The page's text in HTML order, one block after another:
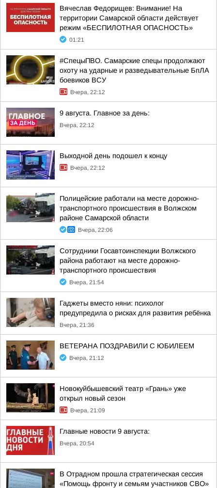
Вячеслав Федорищев: Внимание! На
территории Самарской области действует
режим «БЕСПИЛОТНАЯ ОПАСНОСТЬ»
01:21
#СпецыПВО. Самарские спецы продолжают
охоту на ударные и разведывательные БпЛА
боевиков ВСУ
Вчера, 22:12
9 августа. Главное за день:
Вчера, 22:12
Выходной день подошел к концу
Вчера, 22:12
Полицейские работали на месте дорожно-
транспортного происшествия в Волжском
районе Самарской области
Вчера, 22:06
Сотрудники Госавтоинспекции Волжского
района работают на месте дорожно-
транспортного происшествия
Вчера, 21:54
Гаджеты вместо няни: психолог
предупредила о рисках для развития ребёнка
Вчера, 21:36
ВЕТЕРАНА ПОЗДРАВИЛИ С ЮБИЛЕЕМ
Вчера, 21:12
Новокуйбышевский театр «Грань» уже
открыл новый сезон
Вчера, 21:09
Главные новости 9 августа:
Вчера, 20:54
В Отрадном прошла стратегическая сессия
«Помощь фронту и семьям участников СВО»